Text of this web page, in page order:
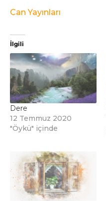
Can Yayınları
İlgili
Dere
12 Temmuz 2020
"Öykü" içinde